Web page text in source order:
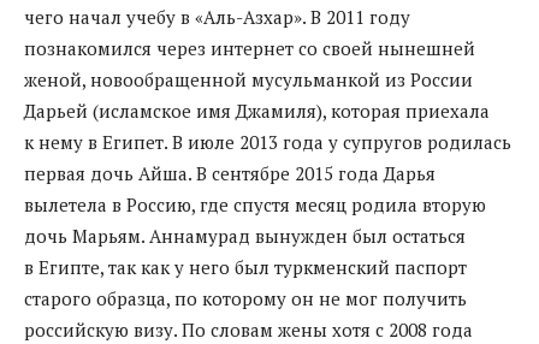
чего начал учебу в «Аль-Азхар». В 2011 году
познакомился через интернет со своей нынешней
женой, новообращенной мусульманкой из России
Дарьей (исламское имя Джамиля), которая приехала
к нему в Египет. В июле 2013 года у супругов родилась
первая дочь Айша. В сентябре 2015 года Дарья
вылетела в Россию, где спустя месяц родила вторую
дочь Марьям. Аннамурад вынужден был остаться
в Египте, так как у него был туркменский паспорт
старого образца, по которому он не мог получить
российскую визу. По словам жены хотя с 2008 года